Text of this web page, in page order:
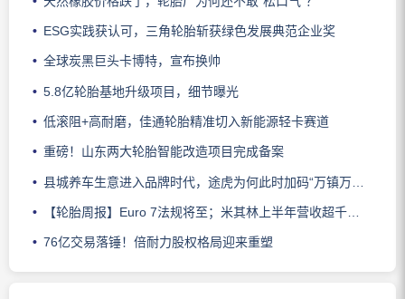
ESG实践获认可，三角轮胎斩获绿色发展典范企业奖
全球炭黑巨头卡博特，宣布换帅
5.8亿轮胎基地升级项目，细节曝光
低滚阻+高耐磨，佳通轮胎精准切入新能源轻卡赛道
重磅！山东两大轮胎智能改造项目完成备案
县城养车生意进入品牌时代，途虎为何此时加码“万镇万店”？
【轮胎周报】Euro 7法规将至；米其林上半年营收超千亿；倍耐力上半年盈利稳增；龙星炭黑斩获欧洲近万吨订单
76亿交易落锤！倍耐力股权格局迎来重塑